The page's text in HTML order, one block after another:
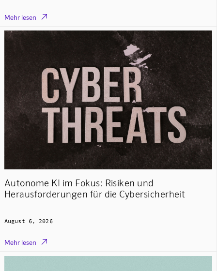
Mehr lesen 
Autonome KI im Fokus: Risiken und
Herausforderungen für die Cybersicherheit
August 6, 2026
Mehr lesen 